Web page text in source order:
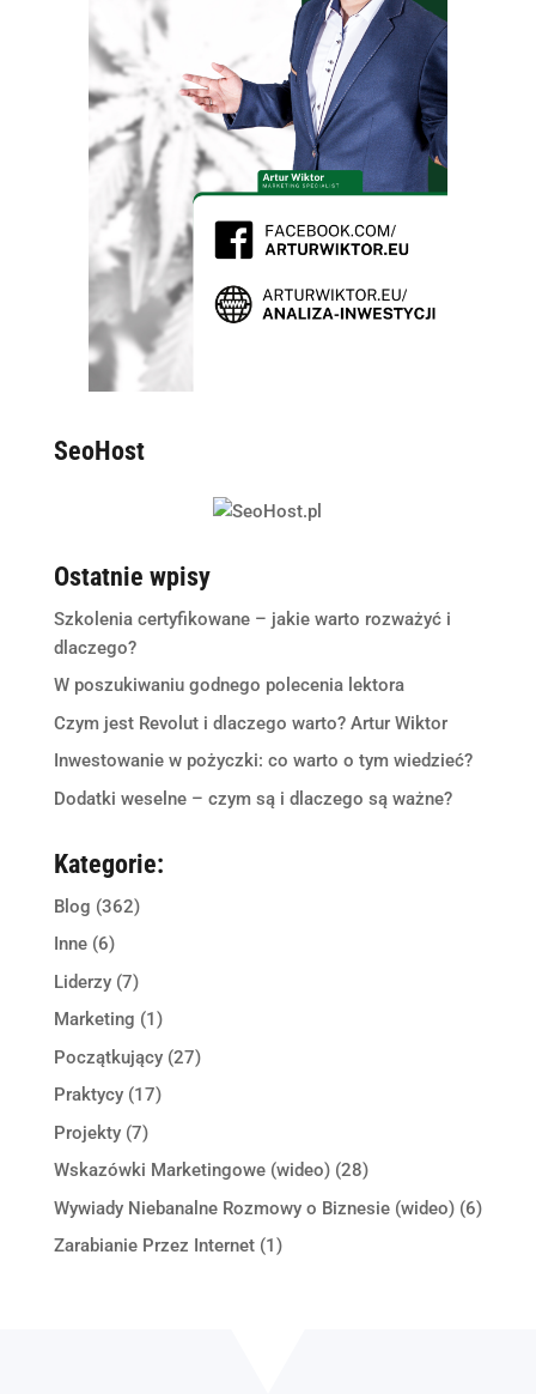
SeoHost
Ostatnie wpisy
Szkolenia certyfikowane – jakie warto rozważyć i
dlaczego?
W poszukiwaniu godnego polecenia lektora
Czym jest Revolut i dlaczego warto? Artur Wiktor
Inwestowanie w pożyczki: co warto o tym wiedzieć?
Dodatki weselne – czym są i dlaczego są ważne?
Kategorie:
Blog (362)
Inne(6)
Liderzy(7)
Marketing (1)
Początkujący(27)
Praktycy(17)
Projekty(7)
Wskazówki Marketingowe (wideo)(28)
Wywiady Niebanalne Rozmowy o Biznesie (wideo)(6)
Zarabianie Przez Internet(1)